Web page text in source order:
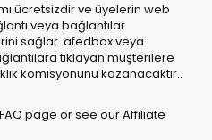
ücretsizdir ve üyelerin web
veya bağlantılar
sağlar. afedbox veya
tıklayan müşterilere
komisyonunu kazanacaktır..
page or see our Affiliate